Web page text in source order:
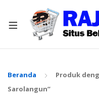
Beranda
Produk
Sarolangun”